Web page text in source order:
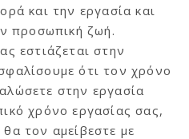
και την εργασία και
προσωπική ζωή.
εστιάζεται στην
ότι τον χρόνο
στην εργασία
χρόνο εργασίας σας,
τον αμείβεστε με